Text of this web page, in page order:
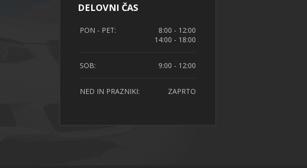
DELOVNI ČAS
PON - PET:
8:00 - 12:00
14:00 - 18:00
SOB: 9:00 - 12:00
NED IN PRAZNIKI: ZAPRTO